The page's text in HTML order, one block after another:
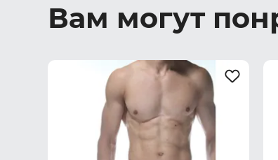
Вам могут